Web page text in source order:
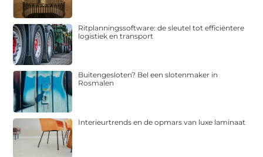
Ritplanningssoftware: de sleutel tot efficiëntere
logistiek en transport
Buitengesloten? Bel een slotenmaker in
Rosmalen
Interieurtrends en de opmars van luxe laminaat